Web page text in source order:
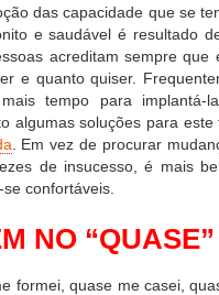
das capacidade que se
e saudável é resultado
acreditam sempre
e quanto quiser.
tempo para implantá-
algumas soluções para
. Em vez de procurar
de insucesso, é mais
confortáveis.
NO “QUASE”
formei, quase me casei,